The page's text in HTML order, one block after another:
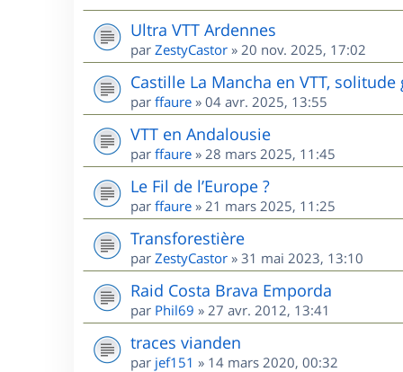
Ultra VTT Ardennes
par ZestyCastor » 20 nov. 2025, 17:02
Castille La Mancha en VTT, solitude
par ffaure » 04 avr. 2025, 13:55
VTT en Andalousie
par ffaure » 28 mars 2025, 11:45
Le Fil de l’Europe ?
par ffaure » 21 mars 2025, 11:25
Transforestière
par ZestyCastor » 31 mai 2023, 13:10
Raid Costa Brava Emporda
par Phil69 » 27 avr. 2012, 13:41
traces vianden
par jef151 » 14 mars 2020, 00:32